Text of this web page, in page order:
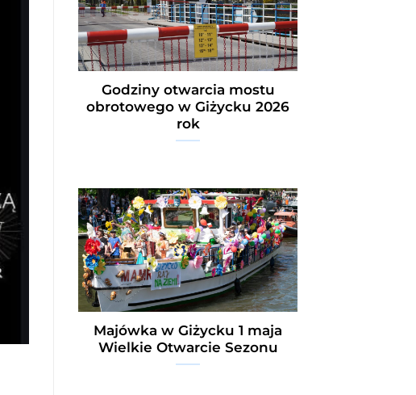
Godziny otwarcia mostu
obrotowego w Giżycku 2026
rok
Majówka w Giżycku 1 maja
Wielkie Otwarcie Sezonu